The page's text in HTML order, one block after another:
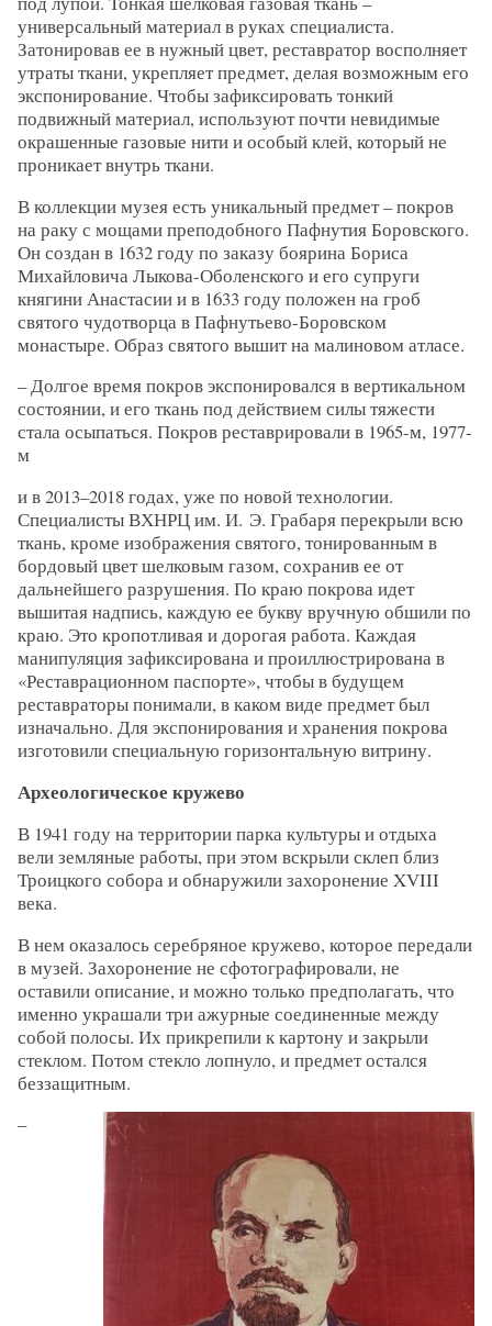
универсальный материал в руках специалиста.
Затонировав ее в нужный цвет, реставратор восполняет
утраты ткани, укрепляет предмет, делая возможным его
экспонирование. Чтобы зафиксировать тонкий
подвижный материал, используют почти невидимые
окрашенные газовые нити и особый клей, который не
проникает внутрь ткани.
В коллекции музея есть уникальный предмет – покров
на раку с мощами преподобного Пафнутия Боровского.
Он создан в 1632 году по заказу боярина Бориса
Михайловича Лыкова-Оболенского и его супруги
княгини Анастасии и в 1633 году положен на гроб
святого чудотворца в Пафнутьево-Боровском
монастыре. Образ святого вышит на малиновом атласе.
– Долгое время покров экспонировался в вертикальном
состоянии, и его ткань под действием силы тяжести
стала осыпаться. Покров реставрировали в 1965-м, 1977-
м
и в 2013–2018 годах, уже по новой технологии.
Специалисты ВХНРЦ им. И. Э. Грабаря перекрыли всю
ткань, кроме изображения святого, тонированным в
бордовый цвет шелковым газом, сохранив ее от
дальнейшего разрушения. По краю покрова идет
вышитая надпись, каждую ее букву вручную обшили по
краю. Это кропотливая и дорогая работа. Каждая
манипуляция зафиксирована и проиллюстрирована в
«Реставрационном паспорте», чтобы в будущем
реставраторы понимали, в каком виде предмет был
изначально. Для экспонирования и хранения покрова
изготовили специальную горизонтальную витрину.
Археологическое кружево
В 1941 году на территории парка культуры и отдыха
вели земляные работы, при этом вскрыли склеп близ
Троицкого собора и обнаружили захоронение XVIII
века.
В нем оказалось серебряное кружево, которое передали
в музей. Захоронение не сфотографировали, не
оставили описание, и можно только предполагать, что
именно украшали три ажурные соединенные между
собой полосы. Их прикрепили к картону и закрыли
стеклом. Потом стекло лопнуло, и предмет остался
беззащитным.
–